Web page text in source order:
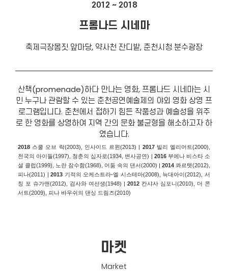
2012 ~ 2018
프롬나드 시네마
축제극장몸짓 앞마당, 약사천 잔디밭, 춘천시청 분수광장
산책(promenade)하다 만나는 영화, 프롬나드 시네마는 시
민 누구나 관람할 수 있는 춘천공연예술제의 야외 영화 상영 프
로그램입니다. 춘천에서 접하기 힘든 작품성과 예술성을 위주
로 한 영화를 상영하여 지역 간의 문화 불균형을 해소하고자 하
였습니다.
2018 스쿨 오브 락(2003), 인사이드 르윈(2013) | 2017 빌리 엘리어트(2000),
천국의 아이들(1997), 청춘의 십자로(1934, 변사공연) | 2016부에나 비스타 소
셜 클럽(1999), 노란 잠수함(1968), 어둠 속의 댄서(2000) | 2014 콰르텟(2012),
피나(2011) |2013 기적의 오케스트라-엘 시스테마(2008), 늑대아이(2012), 서
칭 포 슈가맨(2012), 검사와 여선생(1948) | 2012 칸샤사 심포니(2010), 더 콘
서트(2009), 피나 바우쉬의 댄싱 드림즈(2010)
마켓
Market